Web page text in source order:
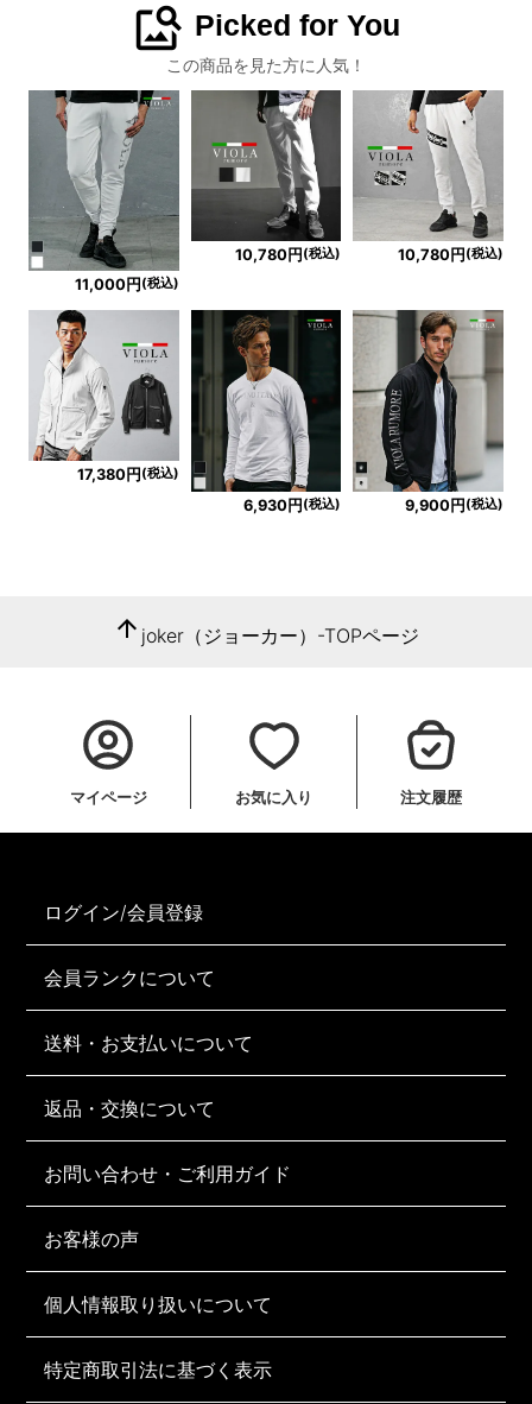
image_search Picked for You
この商品を見た方に人気！
11,000円 (税込)
10,780円 (税込) 10,780円 (税込)
17,380円 (税込)
6,930円(税込) 9,900円(税込)
arrow_upward joker（ジョーカー）-TOPページ
マイページ お気に入り 注文履歴
ログイン/会員登録
会員ランクについて
送料・お支払いについて
返品・交換について
お問い合わせ・ご利用ガイド
お客様の声
個人情報取り扱いについて
特定商取引法に基づく表示